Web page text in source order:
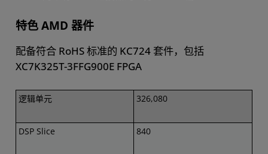
特色 AMD 器件
配备符合 RoHS 标准的 KC724 套件，包括
XC7K325T-3FFG900E FPGA
逻辑单元 326,080
DSP Slice 840